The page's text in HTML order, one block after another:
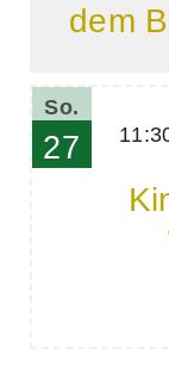
dem
So.
27